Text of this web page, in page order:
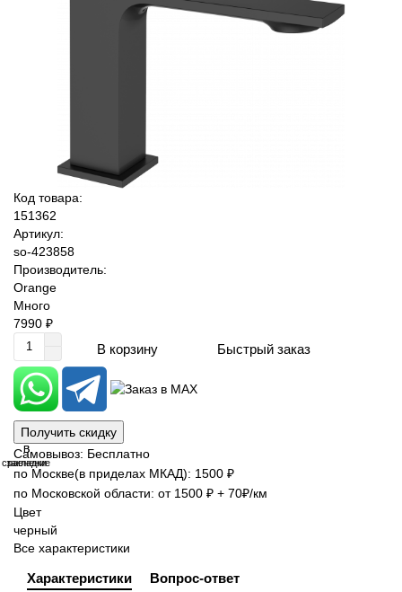
Код товара:
151362
Артикул:
so-423858
Производитель:
Orange
Много
7990 ₽
В корзину Быстрый заказ
Получить скидку
В
закладки
В
сравнение
Самовывоз: Бесплатно
по Москве(в приделах МКАД): 1500 ₽
по Московской области: от 1500 ₽ + 70₽/км
Цвет
черный
Все характеристики
Характеристики Вопрос-ответ